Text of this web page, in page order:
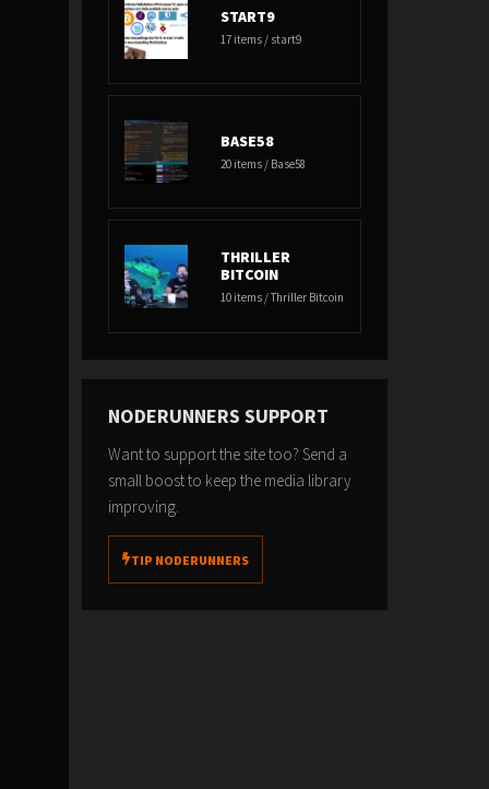
START9
17 items / start9
BASE58
20 items / Base58
THRILLER
BITCOIN
10 items / Thriller Bitcoin
NODERUNNERS SUPPORT
Want to support the site too? Send a
small boost to keep the media library
improving.
TIP NODERUNNERS